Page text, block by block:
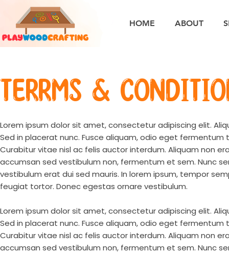
HOME ABOUT
TERRMS &
Lorem ipsum dolor sit amet, consectetur adipiscing elit.
Sed in placerat nunc. Fusce aliquam, odio eget fermentum
Curabitur vitae nisl ac felis auctor interdum. Aliquam non
accumsan sed vestibulum non, fermentum et sem. Nunc
vestibulum erat dui sed mauris. In lorem ipsum, tempor
feugiat tortor. Donec egestas ornare vestibulum.
Lorem ipsum dolor sit amet, consectetur adipiscing elit.
Sed in placerat nunc. Fusce aliquam, odio eget fermentum
Curabitur vitae nisl ac felis auctor interdum. Aliquam non
accumsan sed vestibulum non, fermentum et sem. Nunc